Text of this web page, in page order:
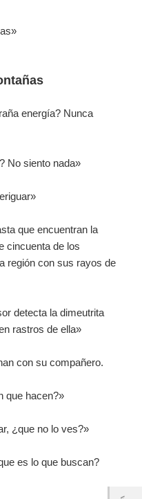
energía? Nunca
No siento nada»
que encuentran la
cincuenta de los
región con sus rayos de
detecta la dimeutrita
rastros de ella»
con su compañero.
que hacen?»
¿que no lo ves?»
es lo que buscan?